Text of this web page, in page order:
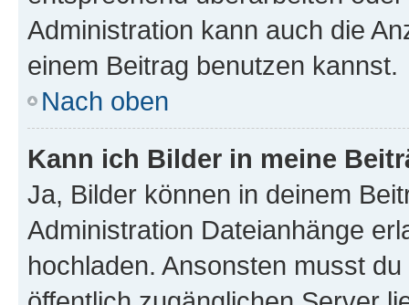
Administration kann auch die
einem Beitrag benutzen kannst.
Nach oben
Kann ich Bilder in meine
Ja, Bilder können in deinem
Administration Dateianhänge
hochladen. Ansonsten musst